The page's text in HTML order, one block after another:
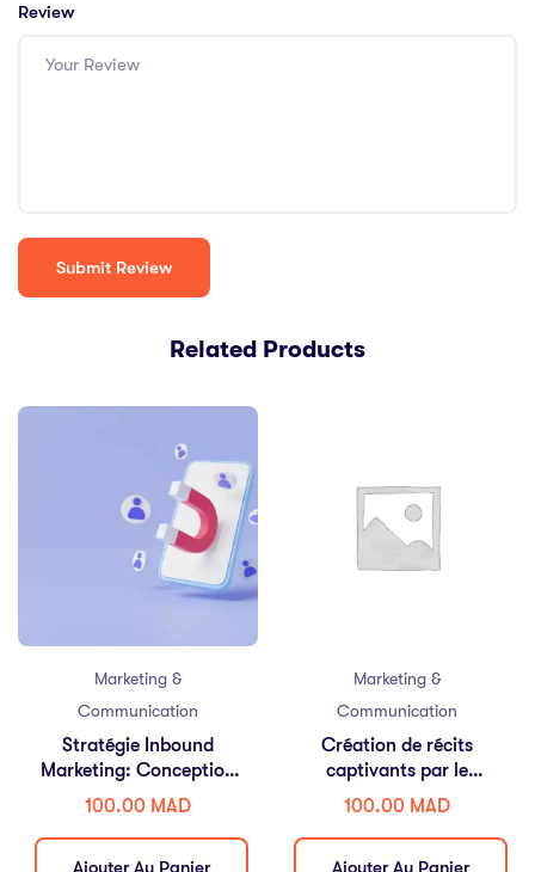
Review
Related Products
Marketing &
Communication
Stratégie Inbound
Marketing: Conception
et Performance
100.00 MAD
Ajouter Au Panier
Marketing &
Communication
Création de récits
captivants par le
storytelling
100.00 MAD
Ajouter Au Panier